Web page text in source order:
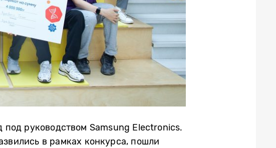
под руководством Samsung Electronics.
в рамках конкурса, пошли